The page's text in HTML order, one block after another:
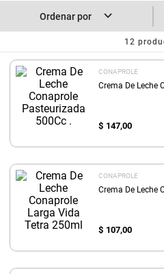
12
CONAPROLE
Crema De Leche
$ 147,00
CONAPROLE
Crema De Leche
$ 107,00